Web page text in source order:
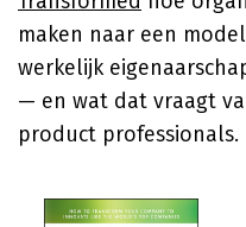
maken naar een
werkelijk
— en wat dat vraagt
product professionals.